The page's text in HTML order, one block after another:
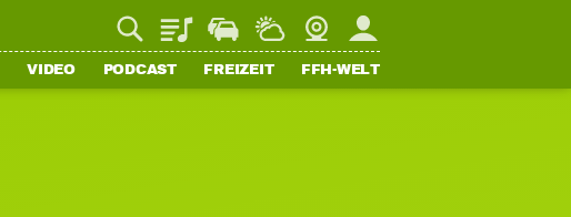
PlaylistStaupilotWetterWebcamMein FFH
VIDEO PODCAST FREIZEIT FFH-WELT